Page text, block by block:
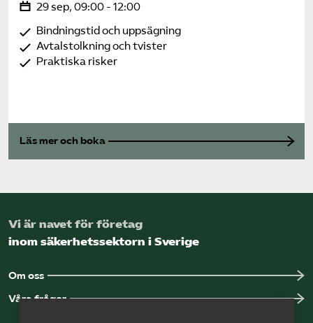
29 sep, 09:00 - 12:00
Bindningstid och uppsägning
Avtalstolkning och tvister
Praktiska risker
Läs mer och boka
Vi är navet för företag
inom säkerhetssektorn i Sverige
Om oss
Våra frågor